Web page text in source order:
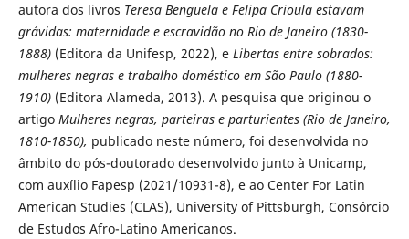
autora dos livros Teresa Benguela e Felipa Crioula estavam
grávidas: maternidade e escravidão no Rio de Janeiro (1830-
1888)(Editora da Unifesp, 2022), e Libertas entre sobrados:
mulheres negras e trabalho doméstico em São Paulo (1880-
1910)(Editora Alameda, 2013). A pesquisa que originou o
artigo Mulheres negras, parteiras e parturientes (Rio de Janeiro,
1810-1850), publicado neste número, foi desenvolvida no
âmbito do pós-doutorado desenvolvido junto à Unicamp,
com auxílio Fapesp (2021/10931-8), e ao Center For Latin
American Studies (CLAS), University of Pittsburgh, Consórcio
de Estudos Afro-Latino Americanos.